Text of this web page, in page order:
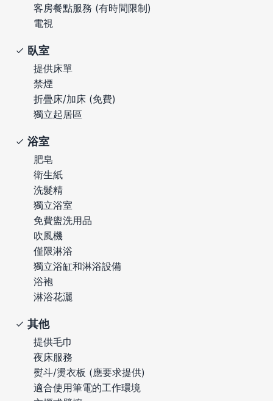
客房餐點服務 (有時間限制)
電視
臥室
提供床單
禁煙
折疊床/加床 (免費)
獨立起居區
浴室
肥皂
衛生紙
洗髮精
獨立浴室
免費盥洗用品
吹風機
僅限淋浴
獨立浴缸和淋浴設備
浴袍
淋浴花灑
其他
提供毛巾
夜床服務
熨斗/燙衣板 (應要求提供)
適合使用筆電的工作環境